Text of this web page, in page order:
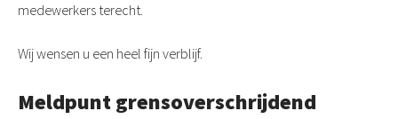
medewerkers terecht.
Wij wensen u een heel fijn verblijf.
Meldpunt grensoverschrijdend